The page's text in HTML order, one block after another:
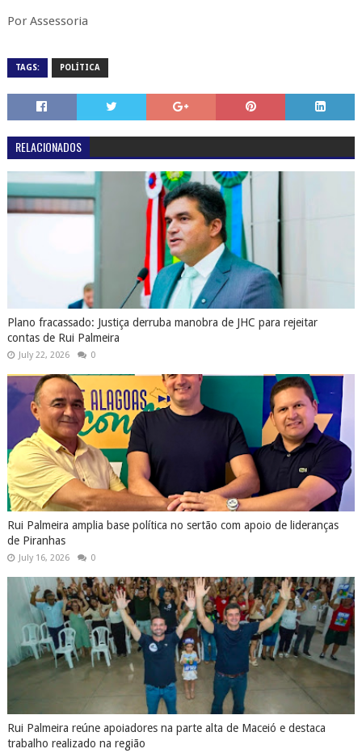
Por Assessoria
TAGS: POLÍTICA
RELACIONADOS
Plano fracassado: Justiça derruba manobra de JHC para rejeitar
contas de Rui Palmeira
July 22, 2026 0
Rui Palmeira amplia base política no sertão com apoio de lideranças
de Piranhas
July 16, 2026 0
Rui Palmeira reúne apoiadores na parte alta de Maceió e destaca
trabalho realizado na região